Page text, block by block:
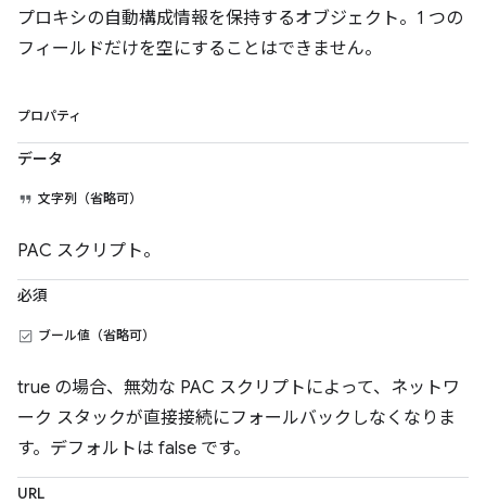
プロキシの自動構成情報を保持するオブジェクト。1 つの
フィールドだけを空にすることはできません。
プロパティ
データ
文字列（省略可）
PAC スクリプト。
必須
ブール値（省略可）
true の場合、無効な PAC スクリプトによって、ネットワ
ーク スタックが直接接続にフォールバックしなくなりま
す。デフォルトは false です。
URL